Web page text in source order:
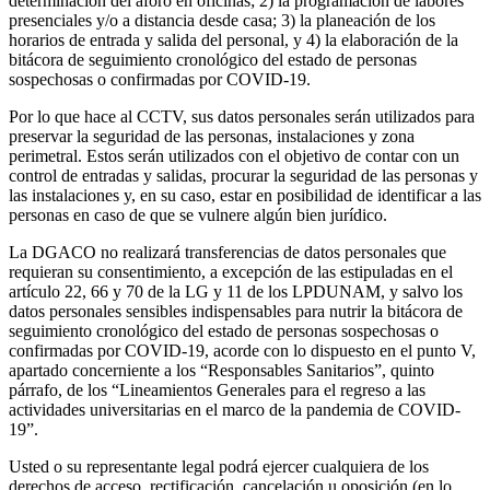
presenciales y/o a distancia desde casa; 3) la planeación de los
horarios de entrada y salida del personal, y 4) la elaboración de la
bitácora de seguimiento cronológico del estado de personas
sospechosas o confirmadas por COVID-19.
Por lo que hace al CCTV, sus datos personales serán utilizados para
preservar la seguridad de las personas, instalaciones y zona
perimetral. Estos serán utilizados con el objetivo de contar con un
control de entradas y salidas, procurar la seguridad de las personas y
las instalaciones y, en su caso, estar en posibilidad de identificar a las
personas en caso de que se vulnere algún bien jurídico.
La DGACO no realizará transferencias de datos personales que
requieran su consentimiento, a excepción de las estipuladas en el
artículo 22, 66 y 70 de la LG y 11 de los LPDUNAM, y salvo los
datos personales sensibles indispensables para nutrir la bitácora de
seguimiento cronológico del estado de personas sospechosas o
confirmadas por COVID-19, acorde con lo dispuesto en el punto V,
apartado concerniente a los “Responsables Sanitarios”, quinto
párrafo, de los “Lineamientos Generales para el regreso a las
actividades universitarias en el marco de la pandemia de COVID-
19”.
Usted o su representante legal podrá ejercer cualquiera de los